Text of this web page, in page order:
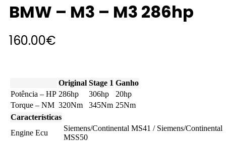
BMW – M3 – M3 286hp
160.00€
Original Stage 1 Ganho
Potência – HP 286hp 306hp
20hp
Torque – NM 320Nm 345Nm 25Nm
Características
Engine Ecu
Siemens/Continental MS41 / Siemens/Continental
MSS50